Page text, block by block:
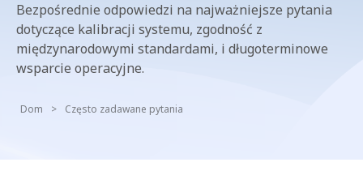
Bezpośrednie odpowiedzi na najważniejsze pytania
dotyczące kalibracji systemu, zgodność z
międzynarodowymi standardami, i długoterminowe
wsparcie operacyjne.
Dom > Często zadawane pytania